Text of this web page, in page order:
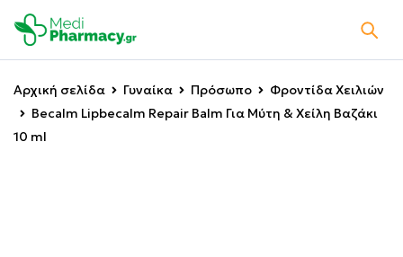
Αρχική σελίδα Γυναίκα Πρόσωπο
Φροντίδα Χειλιών
Becalm Lipbecalm Repair Balm Για Μύτη & Χείλη Βαζάκι
10 ml